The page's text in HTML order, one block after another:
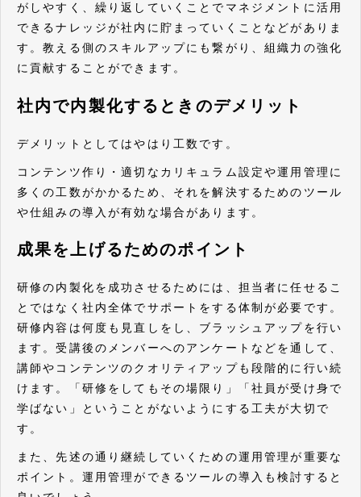
がしやすく、繰り返していくことでマネジメントに活用
できるナレッジが社内に貯まっていくことなどがありま
す。教える側のスキルアップにも繋がり、組織力の強化
に貢献することができます。
社内で内製化するときのデメリット
デメリットとしてはやはり工数です。
コンテンツ作り・適切なカリキュラム設定や運用管理に
多くの工数がかかるため、それを解決するためのツール
や仕組みの導入が有効な場合があります。
成果を上げるためのポイント
研修の内製化を成功させるためには、担当者に任せるこ
とではなく社内全体でサポートをする体制が必要です。
研修内容は何度も見直しをし、ブラッシュアップを行い
ます。受講後のメンバーへのアンケートなどを通して、
講師やコンテンツのクオリティアップも段階的に行い続
けます。「研修をしてもその場限り」「社員が受け身で
学ばない」ということがないようにする工夫が大切で
す。
また、先述の通り継続していくための運用管理が重要な
ポイント。運用管理ができるツールの導入も検討すると